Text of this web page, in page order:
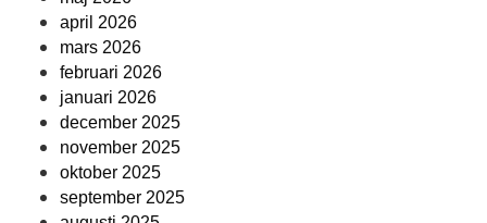
april 2026
mars 2026
februari 2026
januari 2026
december 2025
november 2025
oktober 2025
september 2025